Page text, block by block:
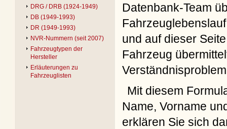
DRG / DRB (1924-1949)
DB (1949-1993)
DR (1949-1993)
NVR-Nummern (seit 2007)
Fahrzeugtypen der
Hersteller
Erläuterungen zu
Fahrzeuglisten
Datenbank-Team
und auf dieser
Fahrzeug
Mit diesem
Name, Vorname
erklären Sie sich